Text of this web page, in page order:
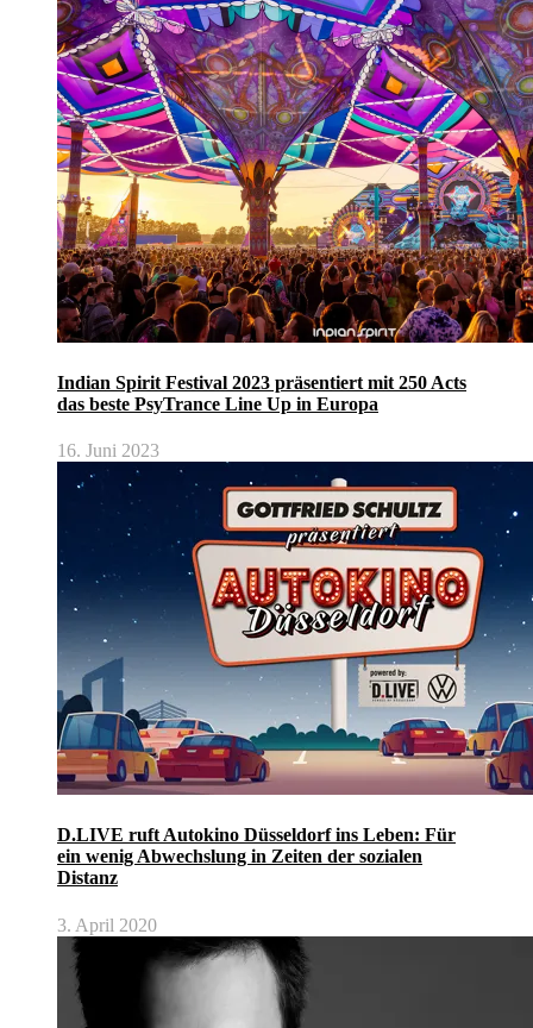
Indian Spirit Festival 2023 präsentiert mit 250 Acts
das beste PsyTrance Line Up in Europa
16. Juni 2023
D.LIVE ruft Autokino Düsseldorf ins Leben: Für
ein wenig Abwechslung in Zeiten der sozialen
Distanz
3. April 2020